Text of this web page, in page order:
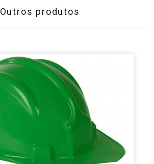
Outros produtos